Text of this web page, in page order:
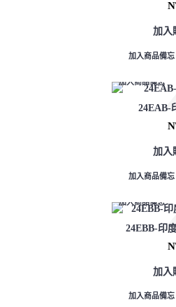
加入
加入商品備忘
加入商品備忘
24EAB-
加入
加入商品備忘
加入商品備忘
24EBB-印
加入
加入商品備忘